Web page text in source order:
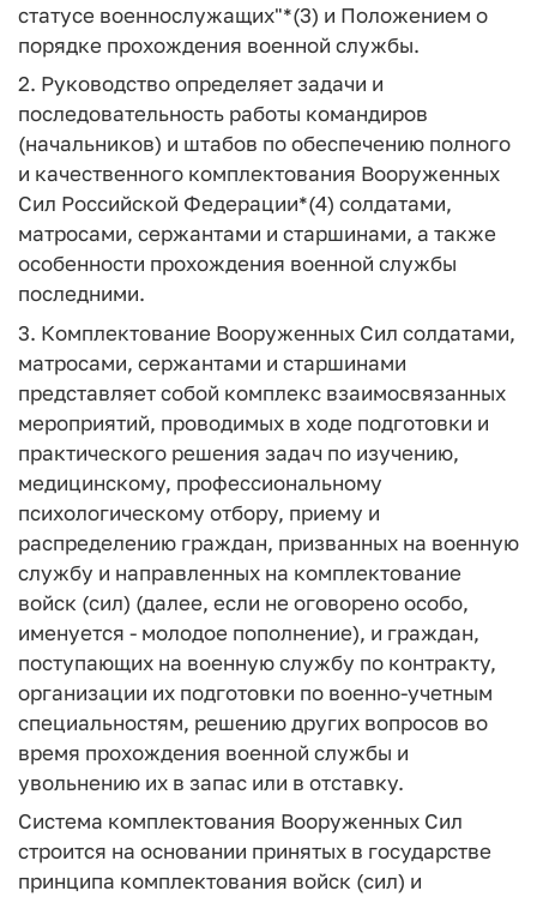
статусе военнослужащих"*(3) и Положением о
порядке прохождения военной службы.
2. Руководство определяет задачи и
последовательность работы командиров
(начальников) и штабов по обеспечению полного
и качественного комплектования Вооруженных
Сил Российской Федерации*(4) солдатами,
матросами, сержантами и старшинами, а также
особенности прохождения военной службы
последними.
3. Комплектование Вооруженных Сил солдатами,
матросами, сержантами и старшинами
представляет собой комплекс взаимосвязанных
мероприятий, проводимых в ходе подготовки и
практического решения задач по изучению,
медицинскому, профессиональному
психологическому отбору, приему и
распределению граждан, призванных на военную
службу и направленных на комплектование
войск (сил) (далее, если не оговорено особо,
именуется - молодое пополнение), и граждан,
поступающих на военную службу по контракту,
организации их подготовки по военно-учетным
специальностям, решению других вопросов во
время прохождения военной службы и
увольнению их в запас или в отставку.
Система комплектования Вооруженных Сил
строится на основании принятых в государстве
принципа комплектования войск (сил) и